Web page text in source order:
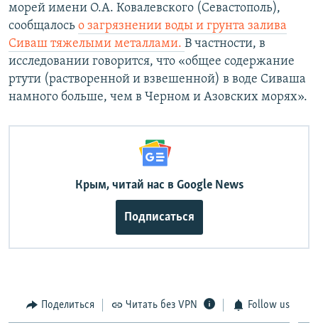
морей имени О.А. Ковалевского (Севастополь),
сообщалось о загрязнении воды и грунта залива
Сиваш тяжелыми металлами. В частности, в
исследовании говорится, что «общее содержание
ртути (растворенной и взвешенной) в воде Сиваша
намного больше, чем в Черном и Азовских морях».
Крым, читай нас в Google News
Подписаться
Поделиться Читать без VPN Follow us